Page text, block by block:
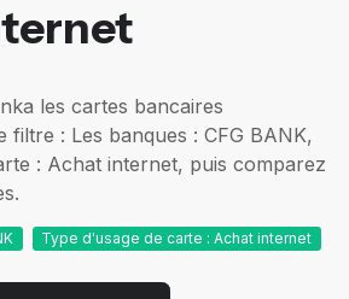
les cartes bancaires
filtre : Les banques : CFG BANK,
: Achat internet, puis comparez
Type d'usage de carte : Achat internet